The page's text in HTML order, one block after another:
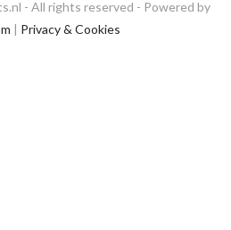
- All rights reserved - Powered by
| Privacy & Cookies